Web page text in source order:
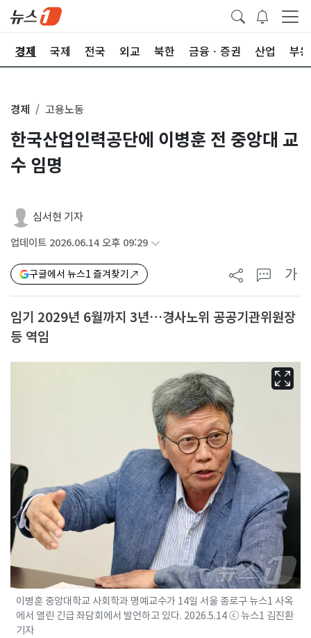
경제 국제 전국 외교 북한 금융ㆍ증권 산업 부
경제 고용노동
한국산업인력공단에 이병훈 전 중앙대 교
수 임명
심서현 기자
업데이트 2026.06.14 오후 09:29
구글에서 뉴스1 즐겨찾기 가
임기 2029년 6월까지 3년…경사노위 공공기관위원장
등 역임
이병훈 중앙대학교 사회학과 명예교수가 14일 서울 종로구 뉴스1 사옥
에서 열린 긴급 좌담회에서 발언하고 있다. 2026.5.14 ⓒ 뉴스1 김진환
기자